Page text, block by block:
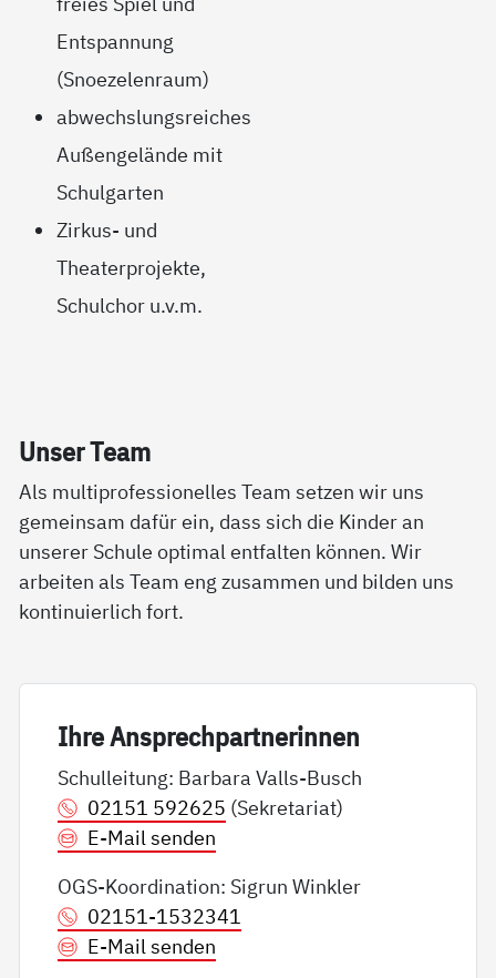
Entspannung
(Snoezelenraum)
abwechslungsreiches
Außengelände mit
Schulgarten
Zirkus- und
Theaterprojekte,
Schulchor u.v.m.
Un­ser Team
Als multiprofessionelles Team setzen wir uns
gemeinsam dafür ein, dass sich die Kinder an
unserer Schule optimal entfalten können. Wir
arbeiten als Team eng zusammen und bilden uns
kontinuierlich fort.
Ih­re An­sp­rech­part­ne­rin­nen
Schulleitung: Barbara Valls-Busch
02151 592625 (Sekretariat)
E-Mail senden
OGS-Koordination: Sigrun Winkler
02151-1532341
E-Mail senden